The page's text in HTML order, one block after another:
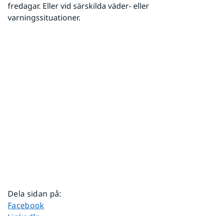
fredagar. Eller vid särskilda väder- eller
varningssituationer.
Dela sidan på:
Dela sidan på
Facebook